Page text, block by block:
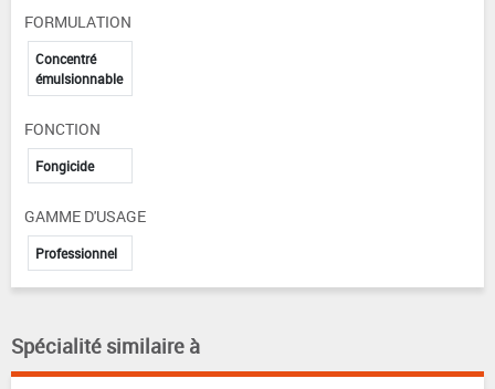
FORMULATION
Concentré
émulsionnable
FONCTION
Fongicide
GAMME D'USAGE
Professionnel
Spécialité similaire à